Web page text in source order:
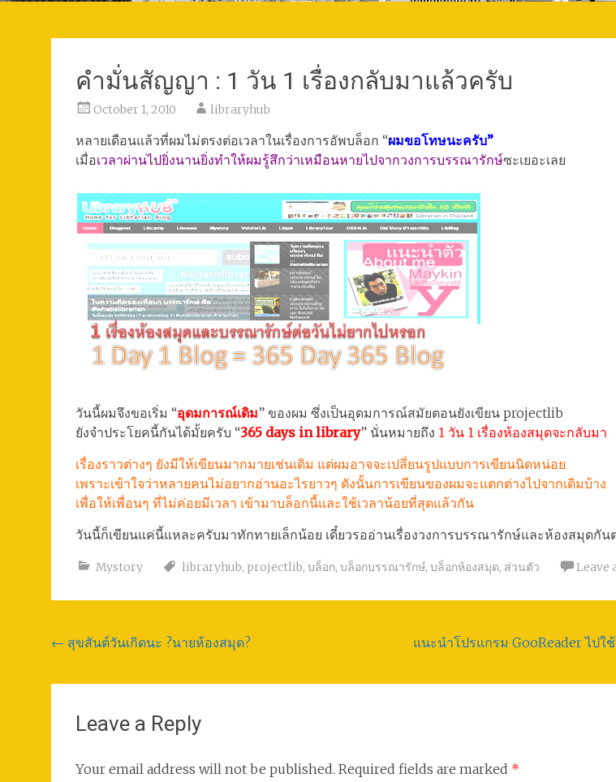
คำมั่นสัญญา : 1 วัน 1 เรื่องกลับมาแล้วครับ
October 1, 2010 libraryhub
หลายเดือนแล้วที่ผมไม่ตรงต่อเวลาในเรื่องการอัพบล็อก “ผมขอโทษนะครับ”
เมื่อเวลาผ่านไปยิ่งนานยิ่งทำให้ผมรู้สึกว่าเหมือนหายไปจากวงการบรรณารักษ์ซะเยอะเลย
วันนี้ผมจึงขอเริ่ม “อุดมการณ์เดิม” ของผม ซึ่งเป็นอุดมการณ์สมัยตอนยังเขียน projectlib
ยังจำประโยคนี้กันได้มั้ยครับ “365 days in library” นั่นหมายถึง 1 วัน 1 เรื่องห้องสมุดจะกลับมา
เรื่องราวต่างๆ ยังมีให้เขียนมากมายเช่นเดิม แต่ผมอาจจะเปลี่ยนรูปแบบการเขียนนิดหน่อย
เพราะเข้าใจว่าหลายคนไม่อยากอ่านอะไรยาวๆ ดังนั้นการเขียนของผมจะแตกต่างไปจากเดิมบ้าง
เพื่อให้เพื่อนๆ ที่ไม่ค่อยมีเวลา เข้ามาบล็อกนี้และใช้เวลาน้อยที่สุดแล้วกัน
วันนี้ก็เขียนแค่นี้แหละครับมาทักทายเล็กน้อย เดี๋ยวรออ่านเรื่องวงการบรรณารักษ์และห้องสมุดกัน
Mystory libraryhub, projectlib, บล็อก, บล็อกบรรณารักษ์, บล็อกห้องสมุด, ส่วนตัว Leave
Post
← สุขสันต์วันเกิดนะ ?นายห้องสมุด?
แนะนำโปรแกรม GooReader ไปใ
Leave a Reply
Your email address will not be published. Required fields are marked *